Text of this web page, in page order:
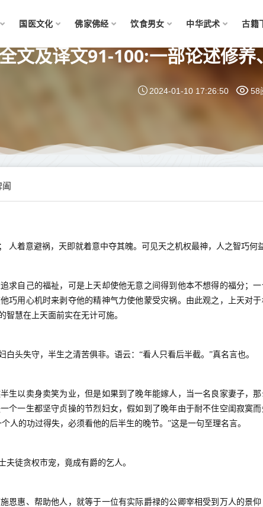
国医文化 佛家佛经 饮食男女 中华武术 古籍
文及译文91-100:一部论述修
2024-01-10 17:26:50 58
人着意避祸，天即就着意中夺其魄。可见天之机权最神，人之智巧何
自己的福祉，可是上天却使他无意之间得到他本不想得的福分；一
巧用心机时来剥夺他的精神气力使他蒙受灾祸。由此观之，上天对
智慧在上天面前实在无计可施。
失守，半生之清苦俱非。语云：“看人只看后半截。”真名言也。
以卖身卖笑为业，但是如果到了晚年能嫁人，当一名良家妻子，那
个一生都坚守贞操的节烈妇女，假如到了晚年由于耐不住空闺寂寞
人的功过得失，必须看他的后半生的晚节。”这是一句至理名言。
徒贪权市宠，竟成有爵的乞人。
惠、帮助他人，就等于一位有实际爵禄的公卿宰相受到万人的景仰